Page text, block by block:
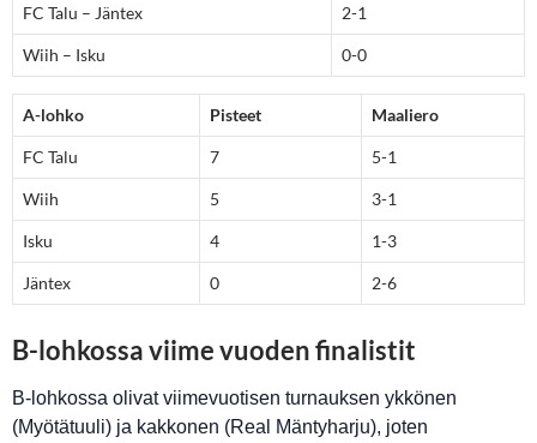
FC Talu – Jäntex 2-1
Wiih – Isku 0-0
A-lohko Pisteet Maaliero
FC Talu 7 5-1
Wiih 5 3-1
Isku 4 1-3
Jäntex 0 2-6
B-lohkossa viime vuoden finalistit
B-lohkossa olivat viimevuotisen turnauksen ykkönen
(Myötätuuli) ja kakkonen (Real Mäntyharju), joten